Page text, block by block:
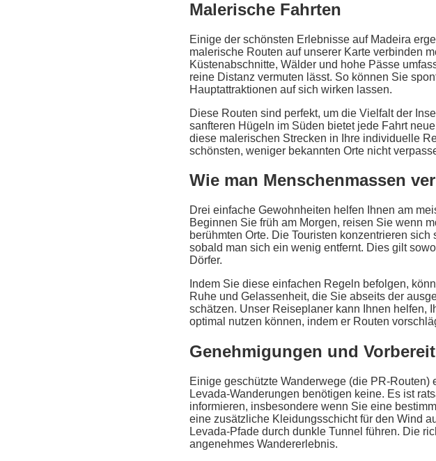
Malerische Fahrten
Einige der schönsten Erlebnisse auf Madeira
malerische Routen auf unserer Karte verbinden
Küstenabschnitte, Wälder und hohe Pässe
reine Distanz vermuten lässt. So können Sie
Hauptattraktionen auf sich wirken lassen.
Diese Routen sind perfekt, um die Vielfalt der
sanfteren Hügeln im Süden bietet jede Fahrt
diese malerischen Strecken in Ihre individuelle
schönsten, weniger bekannten Orte nicht
Wie man Menschenmassen
Drei einfache Gewohnheiten helfen Ihnen am
Beginnen Sie früh am Morgen, reisen Sie wenn
berühmten Orte. Die Touristen konzentrieren
sobald man sich ein wenig entfernt. Dies gilt
Dörfer.
Indem Sie diese einfachen Regeln befolgen,
Ruhe und Gelassenheit, die Sie abseits der
schätzen. Unser Reiseplaner kann Ihnen helfen,
optimal nutzen können, indem er Routen
Genehmigungen und
Einige geschützte Wanderwege (die PR-
Levada-Wanderungen benötigen keine. Es ist
informieren, insbesondere wenn Sie eine
eine zusätzliche Kleidungsschicht für den Wind
Levada-Pfade durch dunkle Tunnel führen. Die
angenehmes Wandererlebnis.